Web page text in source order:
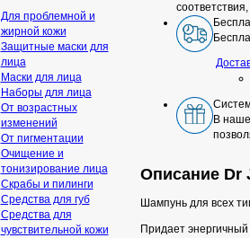
В
Описание Dr
Шампунь для всех
Придает
Для проблемной и
жирной кожи
Защитные маски для
лица
Маски для лица
Наборы для лица
От возрастных
изменений
От пигментации
Очищение и
тонизирование лица
Скрабы и пилинги
Средcтва для губ
Средства для
чувствительной кожи